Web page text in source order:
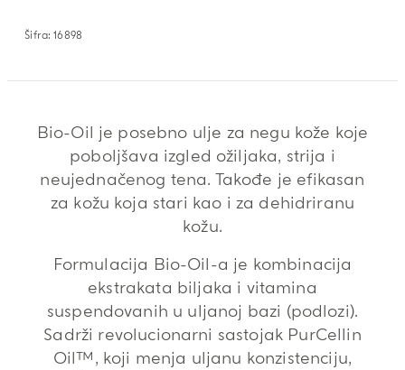
Šifra: 16898
Bio-Oil je posebno ulje za negu kože koje
poboljšava izgled ožiljaka, strija i
neujednačenog tena. Takođe je efikasan
za kožu koja stari kao i za dehidriranu
kožu.
Formulacija Bio-Oil-a je kombinacija
ekstrakata biljaka i vitamina
suspendovanih u uljanoj bazi (podlozi).
Sadrži revolucionarni sastojak PurCellin
Oil™, koji menja uljanu konzistenciju,